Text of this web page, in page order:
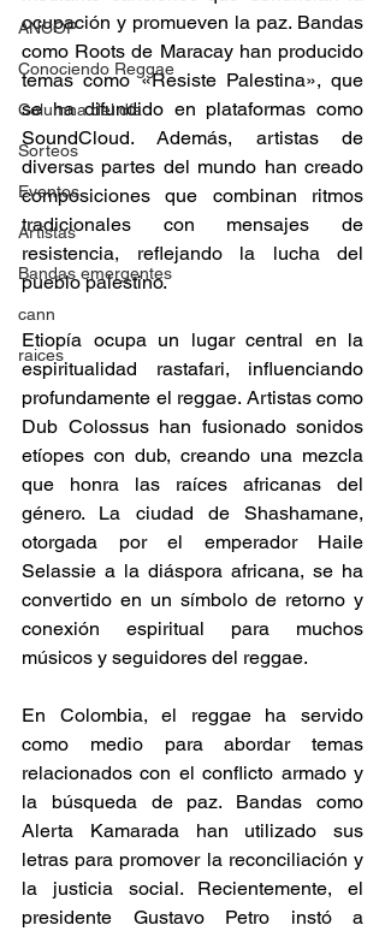
ANCOP
Conociendo Reggae
Columna del día
Sorteos
Eventos
Artistas
Bandas emergentes
cann
raices
ocupación y promueven la paz. Bandas
como Roots de Maracay han producido
temas como «Resiste Palestina», que
se ha difundido en plataformas como
SoundCloud. Además, artistas de
diversas partes del mundo han creado
composiciones que combinan ritmos
tradicionales con mensajes de
resistencia, reflejando la lucha del
pueblo palestino.​
Etiopía ocupa un lugar central en la
espiritualidad rastafari, influenciando
profundamente el reggae. Artistas como
Dub Colossus han fusionado sonidos
etíopes con dub, creando una mezcla
que honra las raíces africanas del
género. La ciudad de Shashamane,
otorgada por el emperador Haile
Selassie a la diáspora africana, se ha
convertido en un símbolo de retorno y
conexión espiritual para muchos
músicos y seguidores del reggae.​
En Colombia, el reggae ha servido
como medio para abordar temas
relacionados con el conflicto armado y
la búsqueda de paz. Bandas como
Alerta Kamarada han utilizado sus
letras para promover la reconciliación y
la justicia social. Recientemente, el
presidente Gustavo Petro instó a